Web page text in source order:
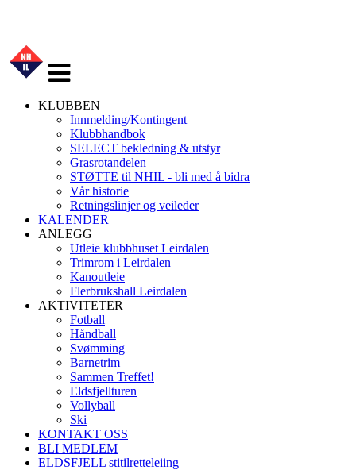
navigasjon
KLUBBEN
Innmelding/Kontingent
Klubbhandbok
SELECT bekledning & utstyr
Grasrotandelen
STØTTE til NHIL - bli med å bidra
Vår historie
Retningslinjer og veileder
KALENDER
ANLEGG
Utleie klubbhuset Leirdalen
Trimrom i Leirdalen
Kanoutleie
Flerbrukshall Leirdalen
AKTIVITETER
Fotball
Håndball
Svømming
Barnetrim
Sammen Treffet!
Eldsfjellturen
Vollyball
Ski
KONTAKT OSS
BLI MEDLEM
ELDSFJELL stitilretteleiing